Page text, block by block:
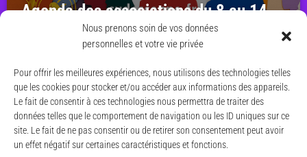
Nous prenons soin de vos données
personnelles et votre vie privée
Pour offrir les meilleures expériences, nous utilisons des technologies telles
que les cookies pour stocker et/ou accéder aux informations des appareils.
Le fait de consentir à ces technologies nous permettra de traiter des
données telles que le comportement de navigation ou les ID uniques sur ce
site. Le fait de ne pas consentir ou de retirer son consentement peut avoir
un effet négatif sur certaines caractéristiques et fonctions.
Agenda des associations du 8 au 14
juin 2026
© CAESE - 2024/2026